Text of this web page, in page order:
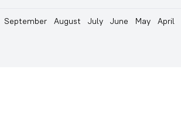
September August July June May April